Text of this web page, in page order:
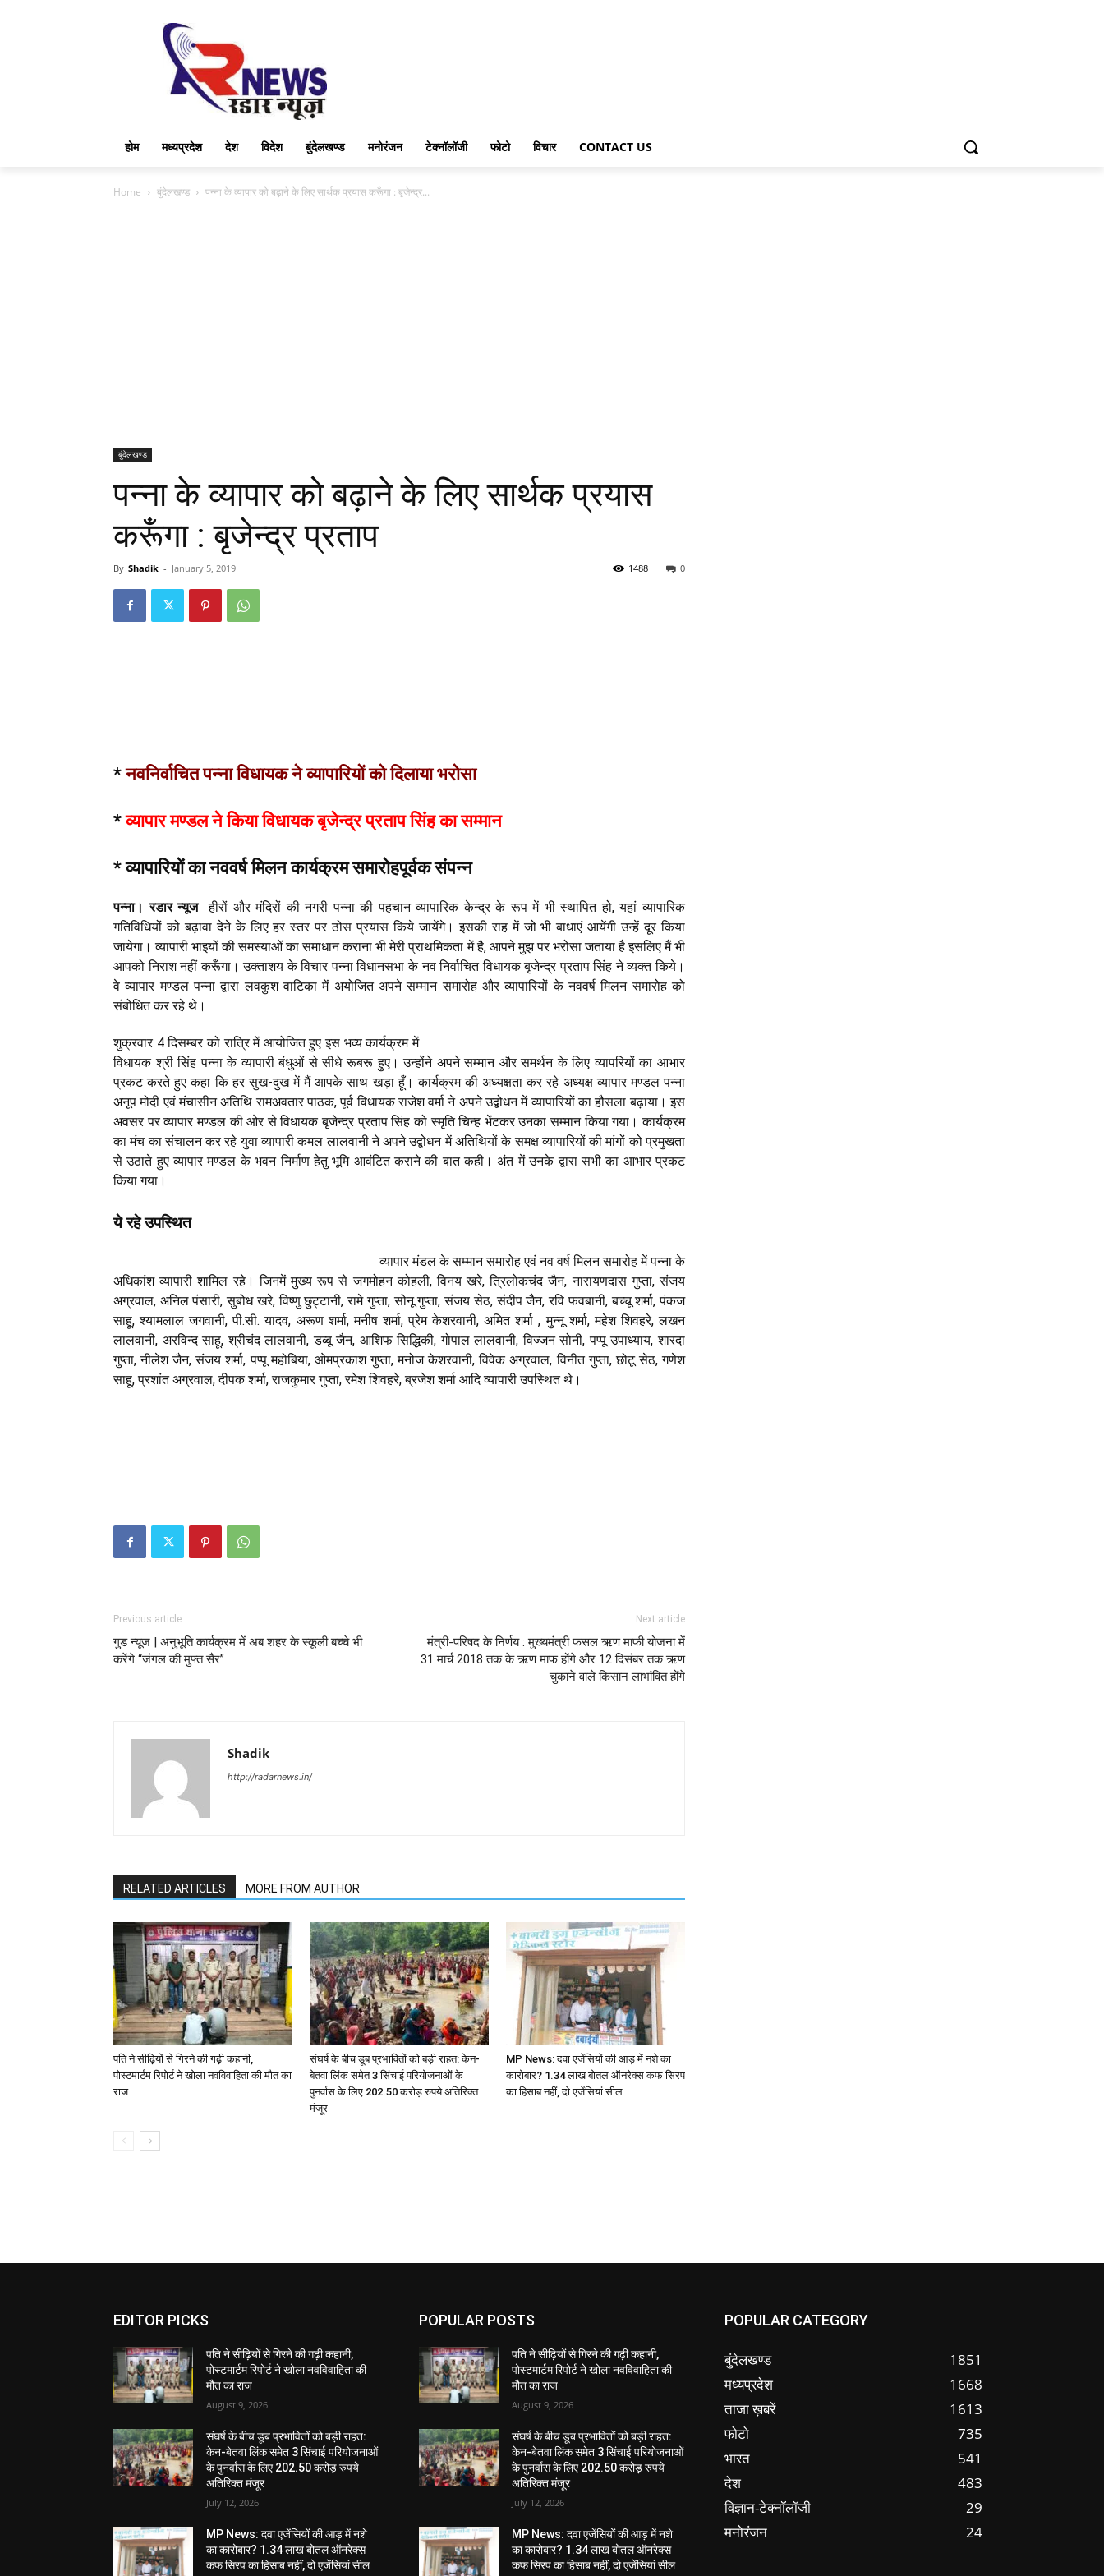
होम मध्यप्रदेश देश विदेश बुंदेलखण्ड मनोरंजन टेक्नॉलॉजी फोटो विचार CONTACT US
Home बुंदेलखण्ड पन्ना के व्यापार को बढ़ाने के लिए सार्थक प्रयास करूँगा : बृजेन्द्र...
बुंदेलखण्ड
पन्ना के व्यापार को बढ़ाने के लिए सार्थक प्रयास
करूँगा : बृजेन्द्र प्रताप
By Shadik - January 5, 2019 0
1488
*नवनिर्वाचित पन्ना विधायक ने व्यापारियों को दिलाया भरोसा
*व्यापार मण्डल ने किया विधायक बृजेन्द्र प्रताप सिंह का सम्मान
* व्यापारियों का नववर्ष मिलन कार्यक्रम समारोहपूर्वक संपन्न
पन्ना। रडार न्यूजहीरों और मंदिरों की नगरी पन्ना की पहचान व्यापारिक केन्द्र के रूप में भी स्थापित हो, यहां व्यापारिक
गतिविधियों को बढ़ावा देने के लिए हर स्तर पर ठोस प्रयास किये जायेंगे। इसकी राह में जो भी बाधाएं आयेंगी उन्हें दूर किया
जायेगा। व्यापारी भाइयों की समस्याओं का समाधान कराना भी मेरी प्राथमिकता में है, आपने मुझ पर भरोसा जताया है इसलिए मैं भी
आपको निराश नहीं करूँगा। उक्ताशय के विचार पन्ना विधानसभा के नव निर्वाचित विधायक बृजेन्द्र प्रताप सिंह ने व्यक्त किये।
वे व्यापार मण्डल पन्ना द्वारा लवकुश वाटिका में अयोजित अपने सम्मान समारोह और व्यापारियों के नववर्ष मिलन समारोह को
संबोधित कर रहे थे।
शुक्रवार 4 दिसम्बर को रात्रि में आयोजित हुए इस भव्य कार्यक्रम में
विधायक श्री सिंह पन्ना के व्यापारी बंधुओं से सीधे रूबरू हुए। उन्होंने अपने सम्मान और समर्थन के लिए व्यापरियों का आभार
प्रकट करते हुए कहा कि हर सुख-दुख में मैं आपके साथ खड़ा हूँ। कार्यक्रम की अध्यक्षता कर रहे अध्यक्ष व्यापार मण्डल पन्ना
अनूप मोदी एवं मंचासीन अतिथि रामअवतार पाठक, पूर्व विधायक राजेश वर्मा ने अपने उद्बोधन में व्यापारियों का हौसला बढ़ाया। इस
अवसर पर व्यापार मण्डल की ओर से विधायक बृजेन्द्र प्रताप सिंह को स्मृति चिन्ह भेंटकर उनका सम्मान किया गया। कार्यक्रम
का मंच का संचालन कर रहे युवा व्यापारी कमल लालवानी ने अपने उद्बोधन में अतिथियों के समक्ष व्यापारियों की मांगों को प्रमुखता
से उठाते हुए व्यापार मण्डल के भवन निर्माण हेतु भूमि आवंटित कराने की बात कही। अंत में उनके द्वारा सभी का आभार प्रकट
किया गया।
ये रहे उपस्थित
व्यापार मंडल के सम्मान समारोह एवं नव वर्ष मिलन समारोह में पन्ना के
अधिकांश व्यापारी शामिल रहे। जिनमें मुख्य रूप से जगमोहन कोहली, विनय खरे, त्रिलोकचंद जैन, नारायणदास गुप्ता, संजय
अग्रवाल, अनिल पंसारी, सुबोध खरे, विष्णु छुट्टानी, रामे गुप्ता, सोनू गुप्ता, संजय सेठ, संदीप जैन, रवि फवबानी, बच्चू शर्मा, पंकज
साहू, श्यामलाल जगवानी, पी.सी. यादव, अरूण शर्मा, मनीष शर्मा, प्रेम केशरवानी, अमित शर्मा , मुन्नू शर्मा, महेश शिवहरे, लखन
लालवानी, अरविन्द साहू, श्रीचंद लालवानी, डब्बू जैन, आशिफ सिद्धिकी, गोपाल लालवानी, विज्जन सोनी, पप्पू उपाध्याय, शारदा
गुप्ता, नीलेश जैन, संजय शर्मा, पप्पू महोबिया, ओमप्रकाश गुप्ता, मनोज केशरवानी, विवेक अग्रवाल, विनीत गुप्ता, छोटू सेठ, गणेश
साहू, प्रशांत अग्रवाल, दीपक शर्मा, राजकुमार गुप्ता, रमेश शिवहरे, ब्रजेश शर्मा आदि व्यापारी उपस्थित थे।
Previous article
गुड न्यूज | अनुभूति कार्यक्रम में अब शहर के स्कूली बच्चे भी
करेंगे “जंगल की मुफ्त सैर”
Next article
मंत्री-परिषद के निर्णय : मुख्यमंत्री फसल ऋण माफी योजना में
31 मार्च 2018 तक के ऋण माफ होंगे और 12 दिसंबर तक ऋण
चुकाने वाले किसान लाभांवित होंगे
Shadik
http://radarnews.in/
RELATED ARTICLES MORE FROM AUTHOR
पति ने सीढ़ियों से गिरने की गढ़ी कहानी,
पोस्टमार्टम रिपोर्ट ने खोला नवविवाहिता की मौत का
राज
संघर्ष के बीच डूब प्रभावितों को बड़ी राहत: केन-
बेतवा लिंक समेत 3 सिंचाई परियोजनाओं के
पुनर्वास के लिए 202.50 करोड़ रुपये अतिरिक्त
मंजूर
MP News: दवा एजेंसियों की आड़ में नशे का
कारोबार? 1.34 लाख बोतल ऑनरेक्स कफ सिरप
का हिसाब नहीं, दो एजेंसियां सील
EDITOR PICKS
पति ने सीढ़ियों से गिरने की गढ़ी कहानी,
पोस्टमार्टम रिपोर्ट ने खोला नवविवाहिता की
मौत का राज
August 9, 2026
संघर्ष के बीच डूब प्रभावितों को बड़ी राहत:
केन-बेतवा लिंक समेत 3 सिंचाई परियोजनाओं
के पुनर्वास के लिए 202.50 करोड़ रुपये
अतिरिक्त मंजूर
July 12, 2026
MP News: दवा एजेंसियों की आड़ में नशे
का कारोबार? 1.34 लाख बोतल ऑनरेक्स
कफ सिरप का हिसाब नहीं, दो एजेंसियां सील
POPULAR POSTS
पति ने सीढ़ियों से गिरने की गढ़ी कहानी,
पोस्टमार्टम रिपोर्ट ने खोला नवविवाहिता की
मौत का राज
August 9, 2026
संघर्ष के बीच डूब प्रभावितों को बड़ी राहत:
केन-बेतवा लिंक समेत 3 सिंचाई परियोजनाओं
के पुनर्वास के लिए 202.50 करोड़ रुपये
अतिरिक्त मंजूर
July 12, 2026
MP News: दवा एजेंसियों की आड़ में नशे
का कारोबार? 1.34 लाख बोतल ऑनरेक्स
कफ सिरप का हिसाब नहीं, दो एजेंसियां सील
POPULAR CATEGORY
बुंदेलखण्ड
1851
मध्यप्रदेश
1668
ताजा ख़बरें
1613
फोटो
735
भारत
541
देश
483
विज्ञान-टेक्नॉलॉजी
29
मनोरंजन
24